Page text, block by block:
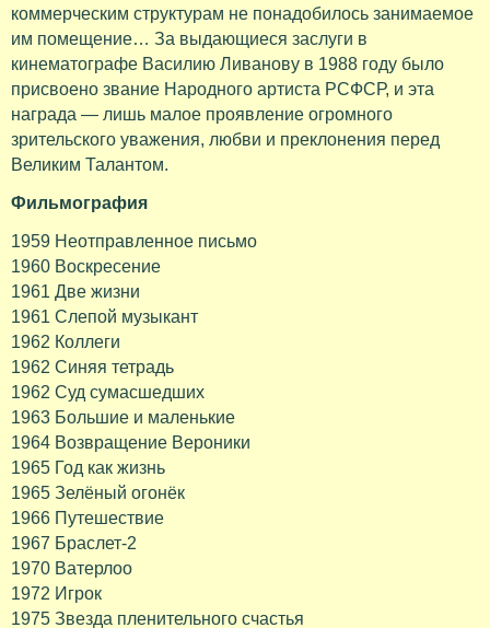
коммерческим структурам не понадобилось занимаемое
им помещение… За выдающиеся заслуги в
кинематографе Василию Ливанову в 1988 году было
присвоено звание Народного артиста РСФСР, и эта
награда — лишь малое проявление огромного
зрительского уважения, любви и преклонения перед
Великим Талантом.
Фильмография
1959 Неотправленное письмо
1960 Воскресение
1961 Две жизни
1961 Слепой музыкант
1962 Коллеги
1962 Синяя тетрадь
1962 Суд сумасшедших
1963 Большие и маленькие
1964 Возвращение Вероники
1965 Год как жизнь
1965 Зелёный огонёк
1966 Путешествие
1967 Браслет-2
1970 Ватерлоо
1972 Игрок
1975 Звезда пленительного счастья